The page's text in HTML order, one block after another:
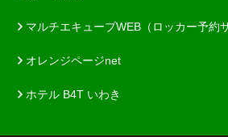
マルチエキューブWEB（ロッカー予約
オレンジページnet
ホテル B4T いわき